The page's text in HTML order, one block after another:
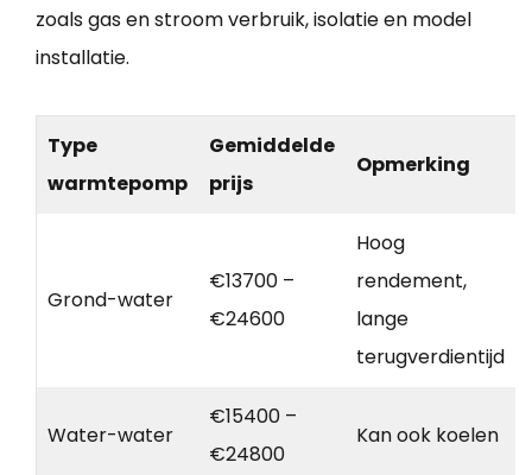
zoals gas en stroom verbruik, isolatie en model
installatie.
Type
warmtepomp
Gemiddelde
prijs
Opmerking
Grond-water
€13700 –
€24600
Hoog
rendement,
lange
terugverdientijd
Water-water
€15400 –
€24800
Kan ook koelen